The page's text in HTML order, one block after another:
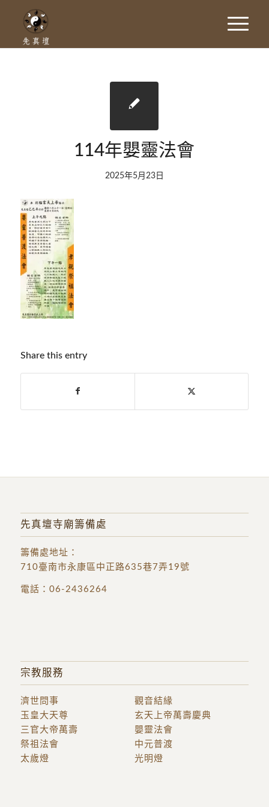
114年嬰靈法會
2025年5月23日
Share this entry
先真壇寺廟籌備處
籌備處地址 ：
710臺南市永康區中正路635巷7弄19號
電話： 06-2436264
宗教服務
濟世問事
觀音結緣
玉皇大天尊
三官大帝萬壽
玄天上帝萬壽慶典
嬰靈法會
祭祖法會
中元普渡
太歲燈
光明燈